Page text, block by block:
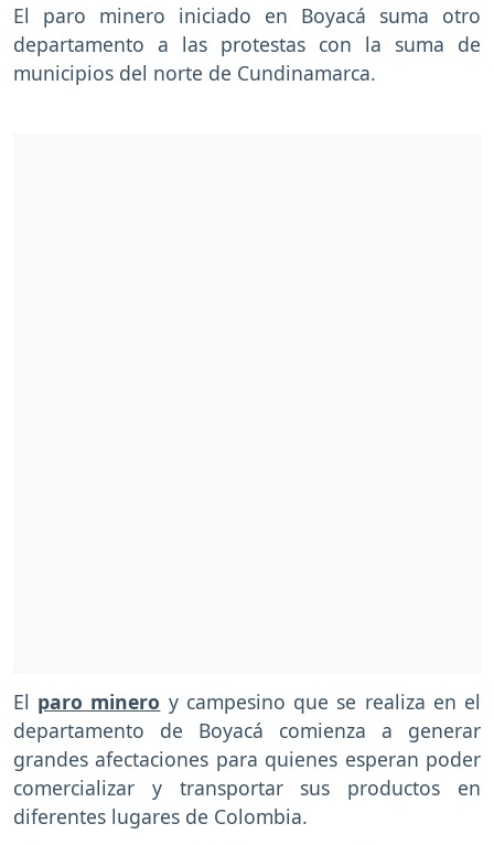
El paro minero iniciado en Boyacá suma otro
departamento a las protestas con la suma de
municipios del norte de Cundinamarca.
El paro minero y campesino que se realiza en el
departamento de Boyacá comienza a generar
grandes afectaciones para quienes esperan poder
comercializar y transportar sus productos en
diferentes lugares de Colombia.